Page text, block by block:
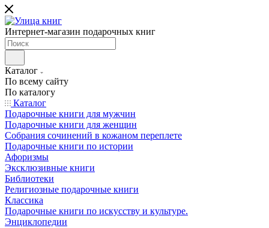
Интернет-магазин подарочных книг
Каталог
По всему сайту
По каталогу
Каталог
Подарочные книги для мужчин
Подарочные книги для женщин
Собрания сочинений в кожаном переплете
Подарочные книги по истории
Афоризмы
Эксклюзивные книги
Библиотеки
Религиозные подарочные книги
Классика
Подарочные книги по искусству и культуре.
Энциклопедии